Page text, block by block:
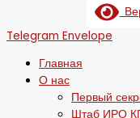
Telegram Envelope
Главная
О нас
Первый
Штаб ИРО